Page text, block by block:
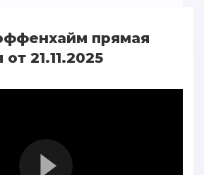
прямая
21.11.2025